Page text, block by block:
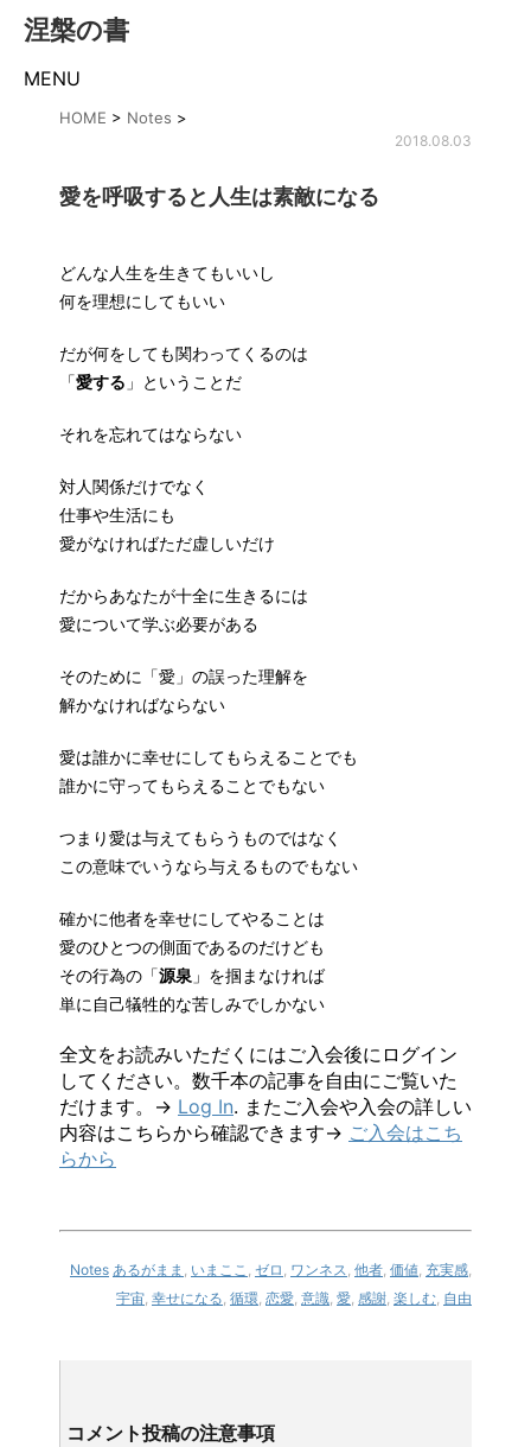
涅槃の書
MENU
HOME > Notes >
2018.08.03
愛を呼吸すると人生は素敵になる
どんな人生を生きてもいいし
何を理想にしてもいい
だが何をしても関わってくるのは
「愛する 」ということだ
それを忘れてはならない
対人関係だけでなく
仕事や生活にも
愛がなければただ虚しいだけ
だからあなたが十全に生きるには
愛について学ぶ必要がある
そのために「愛」の誤った理解を
解かなければならない
愛は誰かに幸せにしてもらえることでも
誰かに守ってもらえることでもない
つまり愛は与えてもらうものではなく
この意味でいうなら与えるものでもない
確かに他者を幸せにしてやることは
愛のひとつの側面であるのだけども
その行為の「源泉 」を掴まなければ
単に自己犠牲的な苦しみでしかない
全文をお読みいただくにはご入会後にログイン
してください。数千本の記事を自由にご覧いた
だけます。→ Log In. またご入会や入会の詳しい
内容はこちらから確認できます→ ご入会はこち
らから
Notes あるがまま , いまここ , ゼロ , ワンネス, 他者, 価値, 充実感,
宇宙, 幸せになる, 循環, 恋愛, 意識, 愛, 感謝, 楽しむ, 自由
コメント投稿の注意事項